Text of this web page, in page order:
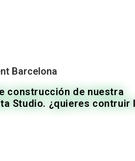
Barcelona
construcción de nuestra
Studio. ¿quieres contruir